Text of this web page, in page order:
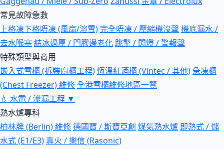
常見故障急救
上格凍下格唔凍 (風扇/溶雪)完全唔凍 / 壓縮機沒聲 機底漏水 /
去水喉塞結冰過厚 / 門膠邊老化跳掣 / 閃燈 / 警報聲
特殊類型與商用
嵌入式雪櫃 (拆裝廚櫃工程)恆溫紅酒櫃 (Vintec / 其他)急凍櫃
(Chest Freezer) 維修全港雪櫃維修地區一覽
💧 水電 / 滲漏工程 ▼
熱水爐專科
柏林牌 (Berlin) 維修德國寶 / 斯寶亞創 煤氣熱水爐 即熱式 / 儲
水式 (E1/E3) 真火 / 樂信 (Rasonic)